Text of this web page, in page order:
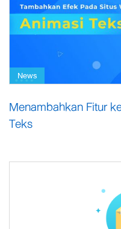
News
Menambahkan Fitur
Teks